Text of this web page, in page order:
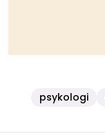
psykologi